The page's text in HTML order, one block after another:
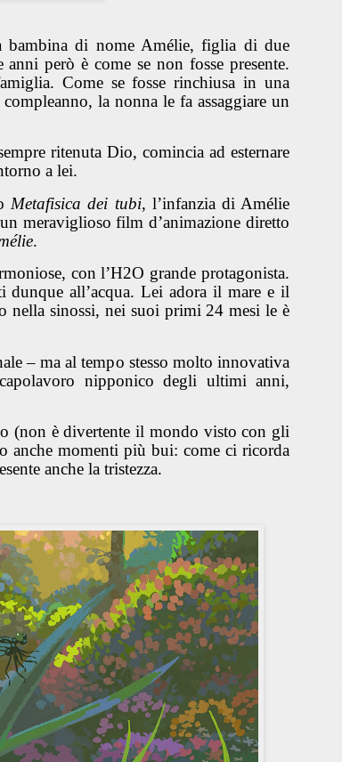
bambina di nome Amélie, figlia di due
però è come se non fosse presente.
Come se fosse rinchiusa in una
la nonna le fa assaggiare un
ritenuta Dio, comincia ad esternare
a lei.
Metafisica dei tubi, l’infanzia di Amélie
meraviglioso film d’animazione diretto
.
con l’H2O grande protagonista.
all’acqua. Lei adora il mare e il
nella sinossi, nei suoi primi 24 mesi le è
– ma al tempo stesso molto innovativa
nipponico degli ultimi anni,
(non è divertente il mondo visto con gli
anche momenti più bui: come ci ricorda
anche la tristezza.